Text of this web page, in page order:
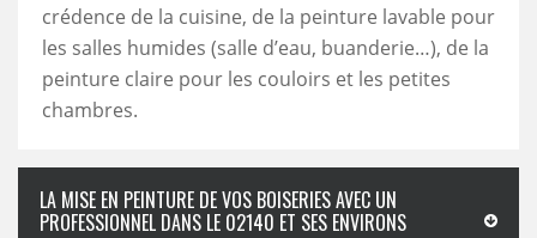
crédence de la cuisine, de la peinture lavable pour
les salles humides (salle d’eau, buanderie…), de la
peinture claire pour les couloirs et les petites
chambres.
LA MISE EN PEINTURE DE VOS BOISERIES AVEC UN
PROFESSIONNEL DANS LE 02140 ET SES ENVIRONS